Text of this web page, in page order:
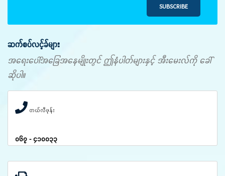
SUBSCRIBE
ဆက်စပ်လင့်ခ်များ
အရေးပေါ်အခြေအနေမျိုးတွင် ဤနံပါတ်များနှင့် အီးမေးလ်ကို ခေါ်
ဆိုပါ။
တယ်လီဖုန်း
၀၆၇ - ၄၁၀၀၃၃